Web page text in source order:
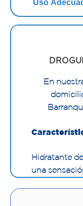
Uso
En
Hidratante
una